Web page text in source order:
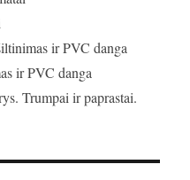
ir PVC danga
ir PVC danga
Trumpai ir paprastai.